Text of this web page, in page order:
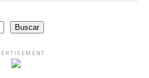
Buscar